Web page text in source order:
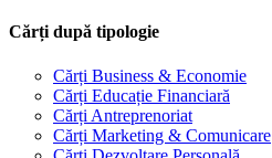
Cărți după tipologie
Cărți Business & Economie
Cărți Educație Financiară
Cărți Antreprenoriat
Cărți Marketing & Comunicare